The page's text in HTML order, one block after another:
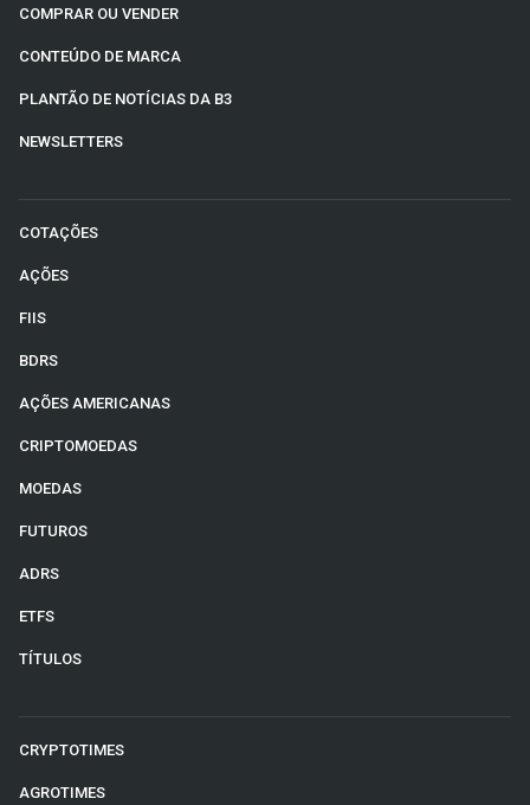
COMPRAR OU VENDER
CONTEÚDO DE MARCA
PLANTÃO DE NOTÍCIAS DA B3
NEWSLETTERS
COTAÇÕES
AÇÕES
FIIS
BDRS
AÇÕES AMERICANAS
CRIPTOMOEDAS
MOEDAS
FUTUROS
ADRS
ETFS
TÍTULOS
CRYPTOTIMES
AGROTIMES